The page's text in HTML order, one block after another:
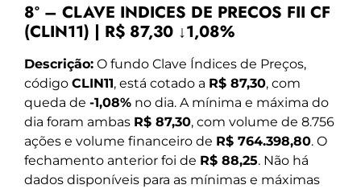
8º – CLAVE INDICES DE PRECOS FII CF
(CLIN11) | R$ 87,30 ↓1,08%
Descrição: O fundo Clave Índices de Preços,
código CLIN11, está cotado a R$ 87,30, com
queda de -1,08% no dia. A mínima e máxima do
dia foram ambas R$ 87,30, com volume de 8.756
ações e volume financeiro de R$ 764.398,80. O
fechamento anterior foi de R$ 88,25. Não há
dados disponíveis para as mínimas e máximas